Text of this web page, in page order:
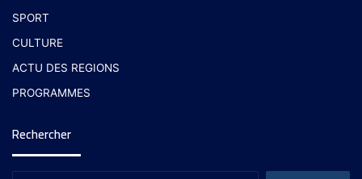
SPORT
CULTURE
ACTU DES REGIONS
PROGRAMMES
Rechercher